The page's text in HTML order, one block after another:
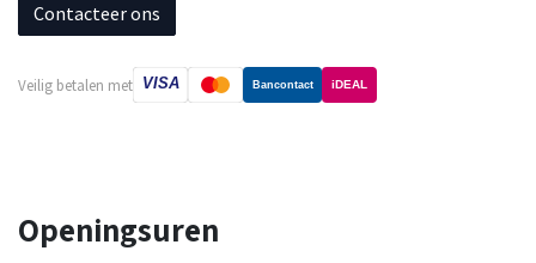
Contacteer ons
Veilig betalen met VISA Bancontact iDEAL
Openingsuren